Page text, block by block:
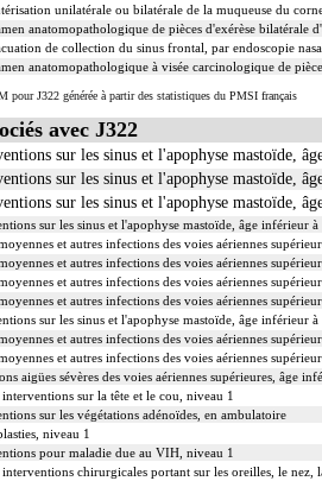
unilatérale ou bilatérale de la muqueuse du
anatomopathologique de pièces d'exérèse bilatérale
de collection du sinus frontal, par endoscopie
anatomopathologique à visée carcinologique de
pour J322 générée à partir des statistiques du PMSI français
avec J322
sur les sinus et l'apophyse mastoïde,
sur les sinus et l'apophyse mastoïde,
sur les sinus et l'apophyse mastoïde,
sur les sinus et l'apophyse mastoïde, âge inférieur à
et autres infections des voies aériennes
et autres infections des voies aériennes
et autres infections des voies aériennes
et autres infections des voies aériennes
sur les sinus et l'apophyse mastoïde, âge inférieur
et autres infections des voies aériennes
et autres infections des voies aériennes
aigües sévères des voies aériennes supérieures, âge
interventions sur la tête et le cou, niveau 1
sur les végétations adénoïdes, en ambulatoire
niveau 1
pour maladie due au VIH, niveau 1
interventions chirurgicales portant sur les oreilles, le nez,